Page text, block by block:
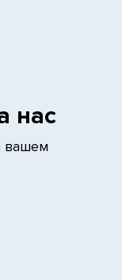
нас
вашем